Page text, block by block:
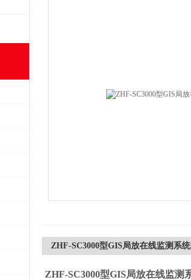
ZHF-SC3000型GIS局放在线监测系统
ZHF-SC3000型GIS局放在线监测